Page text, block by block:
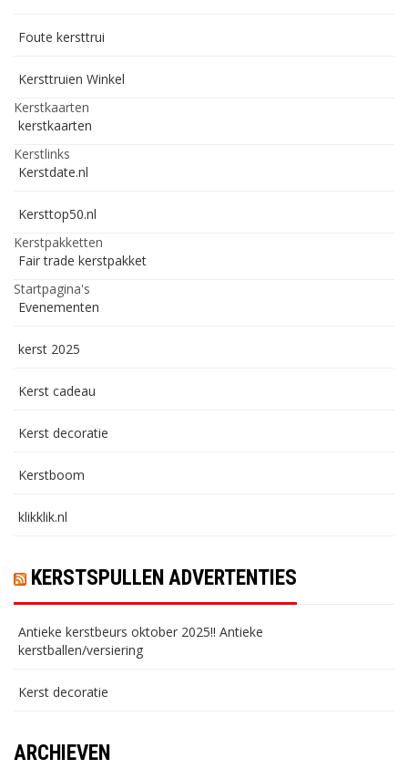
Foute kersttrui
Kersttruien Winkel
Kerstkaarten
kerstkaarten
Kerstlinks
Kerstdate.nl
Kersttop50.nl
Kerstpakketten
Fair trade kerstpakket
Startpagina's
Evenementen
kerst 2025
Kerst cadeau
Kerst decoratie
Kerstboom
klikklik.nl
KERSTSPULLEN ADVERTENTIES
Antieke kerstbeurs oktober 2025!! Antieke
kerstballen/versiering
Kerst decoratie
ARCHIEVEN